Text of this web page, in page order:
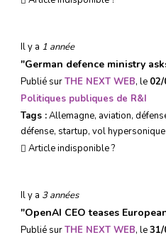
Il y a 1 année
"German defence ministry
Publié surTHE NEXT WEB, le
Politiques publiques de R&I
Tags :Allemagne, aviation,
défense, startup, vol hypersonique
Article indisponible ?
Il y a 3 années
"OpenAI CEO teases
Publié surTHE NEXT WEB, le31/